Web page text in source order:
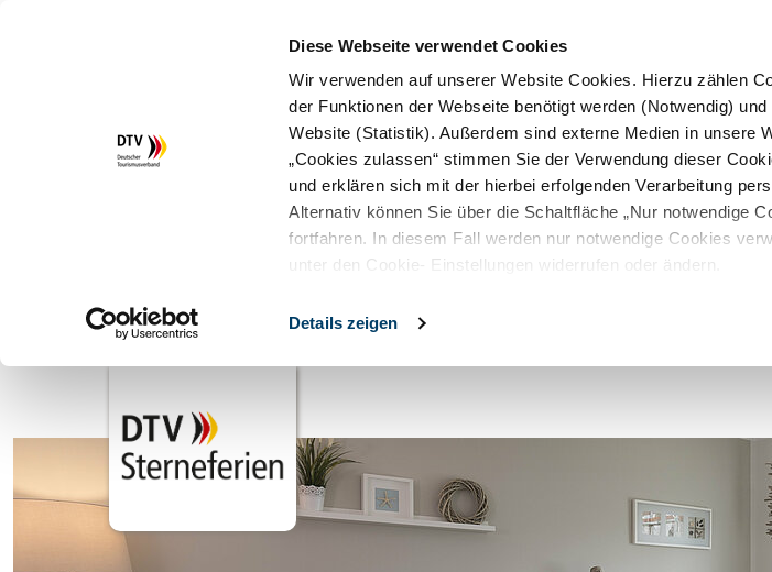
Diese Webseite verwendet Cookies
Wir verwenden auf unserer Website Cookies. Hierzu zählen
der Funktionen der Webseite benötigt werden (Notwendig)
Website (Statistik). Außerdem sind externe Medien in unsere
„Cookies zulassen“ stimmen Sie der Verwendung dieser
und erklären sich mit der hierbei erfolgenden Verarbeitung
Alternativ können Sie über die Schaltfläche „Nur notwendige
fortfahren. In diesem Fall werden nur notwendige Cookies
unter den Cookie- Einstellungen widerrufen oder ändern.
Details zeigen